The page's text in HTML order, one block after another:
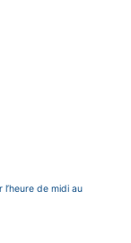
de midi au